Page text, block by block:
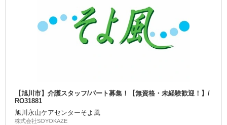
【旭川市】介護スタッフ/パート募集！【無資格・未経験歓迎！】/
RO31881
旭川永山ケアセンターそよ風
株式会社SOYOKAZE